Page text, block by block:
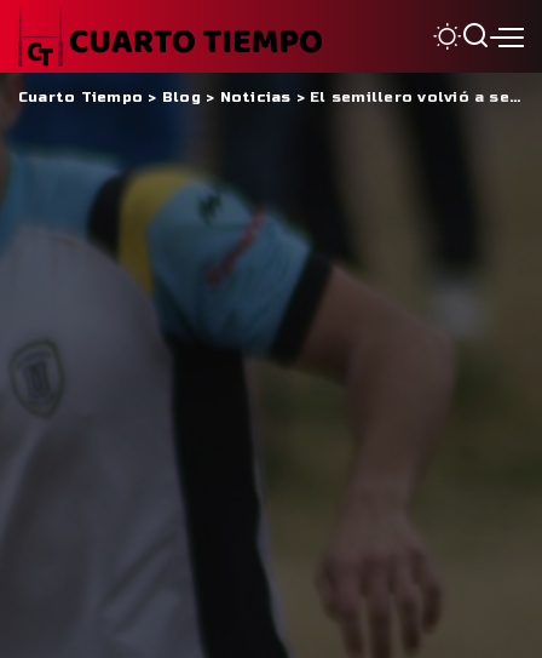
Cuarto Tiempo > Blog > Noticias > El semillero volvió a ser protagonista en una jornada intensa